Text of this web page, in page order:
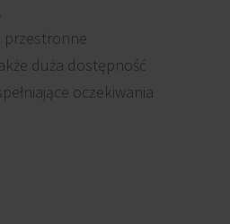
przestronne
duża dostępność
oczekiwania